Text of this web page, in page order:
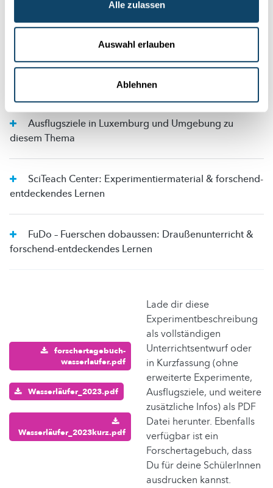
Alle zulassen
Auswahl erlauben
Ablehnen
Erweiterte Experimente
Zum Konzept dieser Rubrik: Wissenschaftliche
diesem Thema
entdeckendes Lernen
forschend-entdeckendes Lernen
forschertagebuch-
wasserlaufer.pdf
Wasserläufer_2023.pdf
Wasserläufer_2023kurz.pdf
Lade dir diese
Experimentbeschreibung
als vollständigen
Unterrichtsentwurf oder
in Kurzfassung (ohne
erweiterte Experimente,
Ausflugsziele, und weitere
zusätzliche Infos) als PDF
Datei herunter. Ebenfalls
verfügbar ist ein
Forschertagebuch, dass
Du für deine SchülerInnen
ausdrucken kannst.